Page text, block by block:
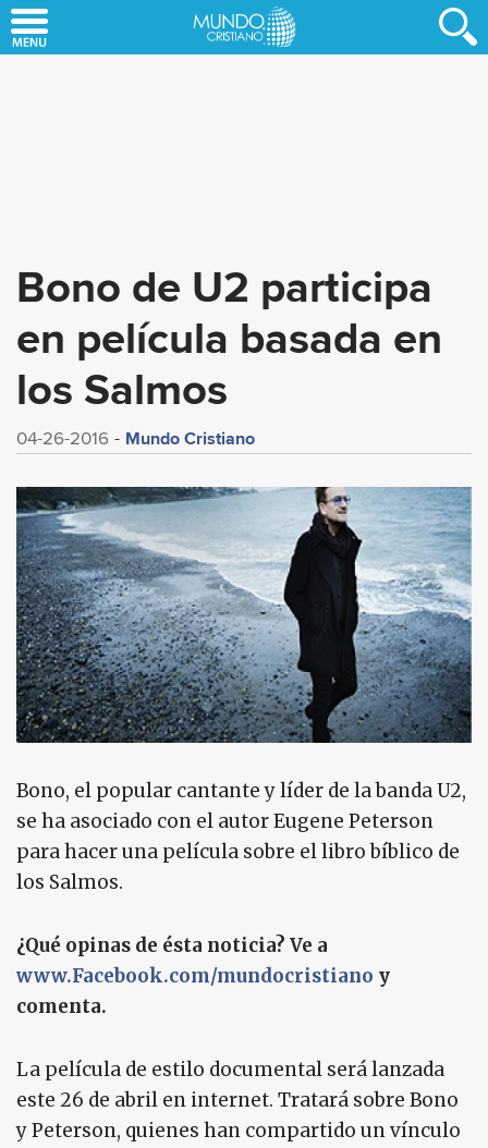
to
Bono de U2 participa
en película basada en
los Salmos
04-26-2016 Mundo Cristiano
Bono, el popular cantante y líder de la banda U2,
se ha asociado con el autor Eugene Peterson
para hacer una película sobre el libro bíblico de
los Salmos.
¿Qué opinas de ésta noticia? Ve a
www.Facebook.com/mundocristiano y
comenta.
La película de estilo documental será lanzada
este 26 de abril en internet. Tratará sobre Bono
y Peterson, quienes han compartido un vínculo